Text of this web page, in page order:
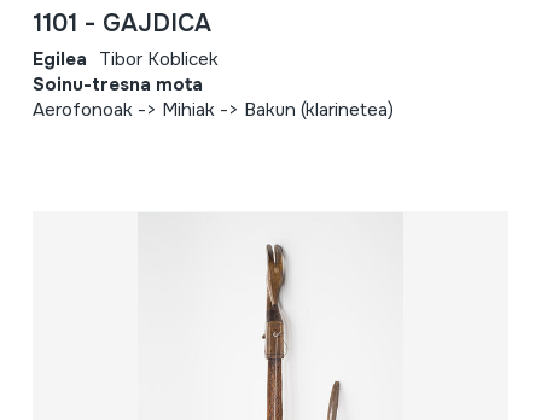
1101 - GAJDICA
Egilea Tibor Koblicek
Soinu-tresna mota
Aerofonoak -> Mihiak -> Bakun (klarinetea)